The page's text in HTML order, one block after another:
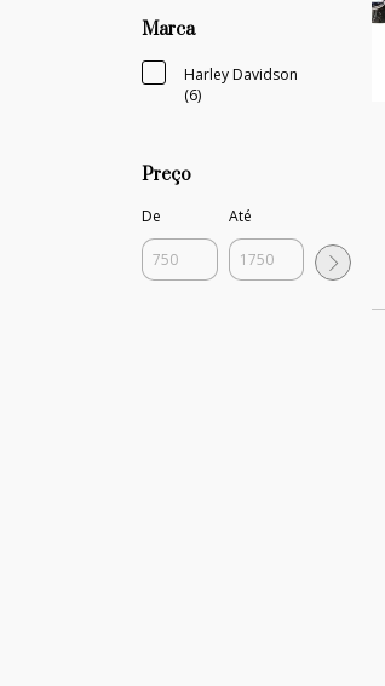
Marca
Harley Davidson
(6)
Preço
De Até